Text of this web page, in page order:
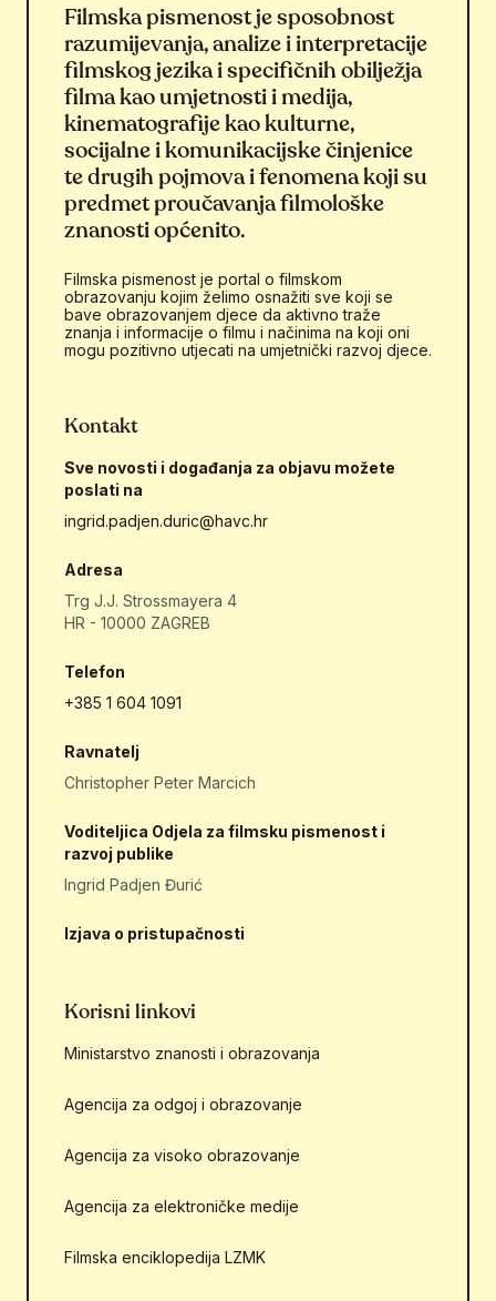
Filmska pismenost je sposobnost
razumijevanja, analize i interpretacije
filmskog jezika i specifičnih obilježja
filma kao umjetnosti i medija,
kinematografije kao kulturne,
socijalne i komunikacijske činjenice
te drugih pojmova i fenomena koji su
predmet proučavanja filmološke
znanosti općenito.
Filmska pismenost je portal o filmskom
obrazovanju kojim želimo osnažiti sve koji se
bave obrazovanjem djece da aktivno traže
znanja i informacije o filmu i načinima na koji oni
mogu pozitivno utjecati na umjetnički razvoj djece.
Kontakt
Sve novosti i događanja za objavu možete
poslati na
ingrid.padjen.duric@havc.hr
Adresa
Trg J.J. Strossmayera 4
HR - 10000 ZAGREB
Telefon
+385 1 604 1091
Ravnatelj
Christopher Peter Marcich
Voditeljica Odjela za filmsku pismenost i
razvoj publike
Ingrid Padjen Đurić
Izjava o pristupačnosti
Korisni linkovi
Ministarstvo znanosti i obrazovanja
Agencija za odgoj i obrazovanje
Agencija za visoko obrazovanje
Agencija za elektroničke medije
Filmska enciklopedija LZMK